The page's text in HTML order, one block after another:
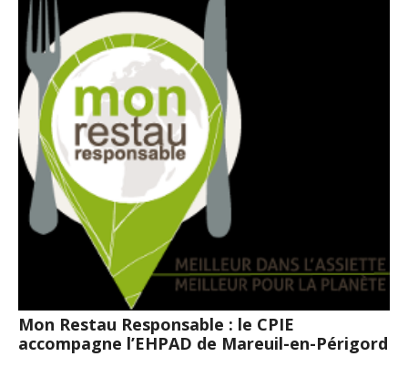
Mon Restau Responsable : le CPIE
accompagne l’EHPAD de Mareuil-en-Périgord